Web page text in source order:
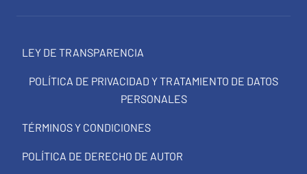
LEY DE TRANSPARENCIA
POLÍTICA DE PRIVACIDAD Y TRATAMIENTO DE DATOS
PERSONALES
TÉRMINOS Y CONDICIONES
POLÍTICA DE DERECHO DE AUTOR